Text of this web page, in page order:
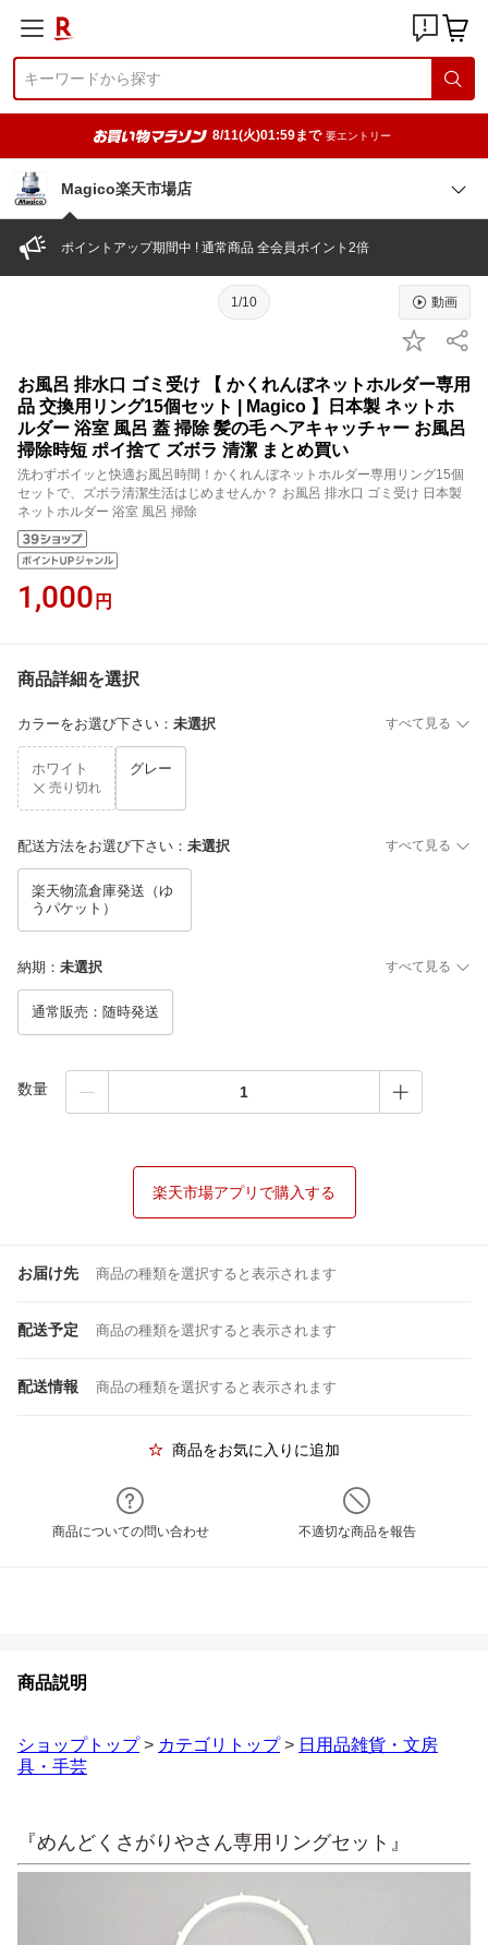
8/11(火)01:59まで 要エントリー
Magico楽天市場店
ポイントアップ期間中 ! 通常商品 全会員ポイント2倍
1/10 動画
お風呂 排水口 ゴミ受け 【 かくれんぼネットホルダー専用
品 交換用リング15個セット | Magico 】日本製 ネットホ
ルダー 浴室 風呂 蓋 掃除 髪の毛 ヘアキャッチャー お風呂
掃除時短 ポイ捨て ズボラ 清潔 まとめ買い
洗わずポイッと快適お風呂時間！かくれんぼネットホルダー専用リング15個
セットで、ズボラ清潔生活はじめませんか？ お風呂 排水口 ゴミ受け 日本製
ネットホルダー 浴室 風呂 掃除
1,000 円
商品詳細を選択
カラーをお選び下さい ： 未選択 すべて見る
ホワイト
売り切れ
グレー
配送方法をお選び下さい ： 未選択 すべて見る
楽天物流倉庫発送（ゆ
うパケット）
納期 ： 未選択 すべて見る
通常販売：随時発送
数量
楽天市場アプリで購入する
お届け先 商品の種類を選択すると表示されます
配送予定 商品の種類を選択すると表示されます
配送情報 商品の種類を選択すると表示されます
商品をお気に入りに追加
商品についての問い合わせ 不適切な商品を報告
商品説明
ショップトップ> カテゴリトップ> 日用品雑貨・文房
具・手芸
『めんどくさがりやさん専用リングセット』